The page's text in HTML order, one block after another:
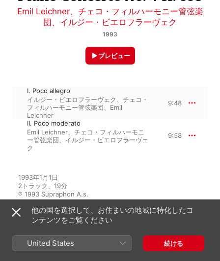
Emil Leichner、 チェコ・フィルハーモニー管弦楽
団、 イルジー・ビエロフラーヴェク
1993
プレビュー
I. Poco allegro
イルジー・ビエロフラーヴェク
チェコ・
フィルハーモニー管弦楽団
Emil
Leichner
9:48
II. Poco moderato
Emil Leichner
チェコ・フィルハーモニ
ー管弦楽団
イルジー・ビエロフラーヴェ
ク
9:58
1993年1月1日
2トラック、19分
℗ 1993 Supraphon A.s.
他の国を選択して、お住まいの地域に特化したコ
ンテンツをご覧ください
United States 続ける